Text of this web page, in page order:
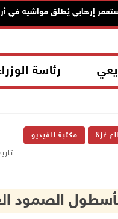
إرهابي يُطلق مواشيه في
رئاسة
غزة مكتبة الفيديو
تاريخ
الصمود